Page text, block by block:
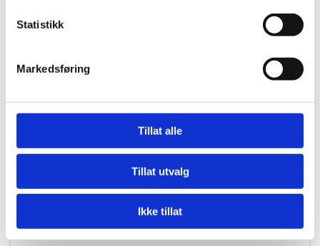
Statistikk
Markedsføring
Tillat alle
Tillat utvalg
Ikke tillat